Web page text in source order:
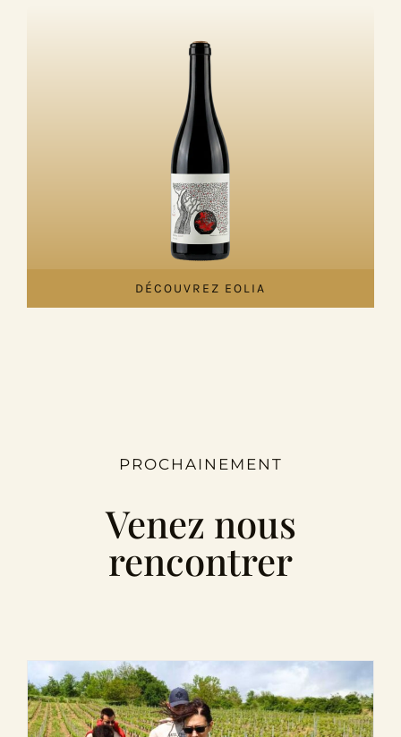
DÉCOUVREZ EOLIA
PROCHAINEMENT
Venez nous
rencontrer